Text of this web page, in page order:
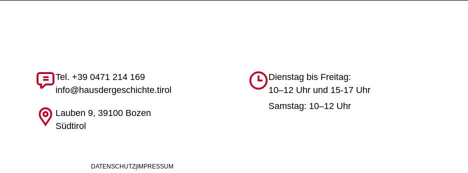
Tel. +39 0471 214 169
info@hausdergeschichte.tirol
Lauben 9, 39100 Bozen
Südtirol
Dienstag bis Freitag:
10–12 Uhr und 15-17 Uhr
Samstag: 10–12 Uhr
DATENSCHUTZ| IMPRESSUM